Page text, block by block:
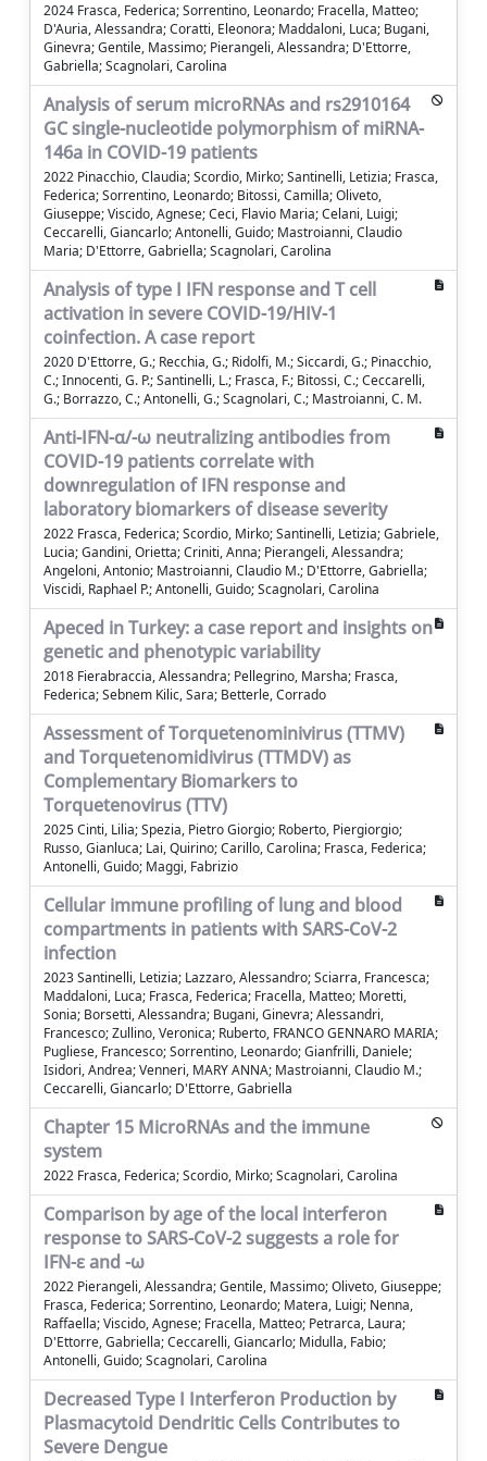
2024 Frasca, Federica; Sorrentino, Leonardo; Fracella, Matteo;
D'Auria, Alessandra; Coratti, Eleonora; Maddaloni, Luca; Bugani,
Ginevra; Gentile, Massimo; Pierangeli, Alessandra; D'Ettorre,
Gabriella; Scagnolari, Carolina
Analysis of serum microRNAs and rs2910164
GC single-nucleotide polymorphism of miRNA-
146a in COVID-19 patients
2022 Pinacchio, Claudia; Scordio, Mirko; Santinelli, Letizia; Frasca,
Federica; Sorrentino, Leonardo; Bitossi, Camilla; Oliveto,
Giuseppe; Viscido, Agnese; Ceci, Flavio Maria; Celani, Luigi;
Ceccarelli, Giancarlo; Antonelli, Guido; Mastroianni, Claudio
Maria; D'Ettorre, Gabriella; Scagnolari, Carolina
Analysis of type I IFN response and T cell
activation in severe COVID-19/HIV-1
coinfection. A case report
2020 D'Ettorre, G.; Recchia, G.; Ridolfi, M.; Siccardi, G.; Pinacchio,
C.; Innocenti, G. P.; Santinelli, L.; Frasca, F.; Bitossi, C.; Ceccarelli,
G.; Borrazzo, C.; Antonelli, G.; Scagnolari, C.; Mastroianni, C. M.
Anti-IFN-α/-ω neutralizing antibodies from
COVID-19 patients correlate with
downregulation of IFN response and
laboratory biomarkers of disease severity
2022 Frasca, Federica; Scordio, Mirko; Santinelli, Letizia; Gabriele,
Lucia; Gandini, Orietta; Criniti, Anna; Pierangeli, Alessandra;
Angeloni, Antonio; Mastroianni, Claudio M.; D'Ettorre, Gabriella;
Viscidi, Raphael P.; Antonelli, Guido; Scagnolari, Carolina
Apeced in Turkey: a case report and insights on
genetic and phenotypic variability
2018 Fierabraccia, Alessandra; Pellegrino, Marsha; Frasca,
Federica; Sebnem Kilic, Sara; Betterle, Corrado
Assessment of Torquetenominivirus (TTMV)
and Torquetenomidivirus (TTMDV) as
Complementary Biomarkers to
Torquetenovirus (TTV)
2025 Cinti, Lilia; Spezia, Pietro Giorgio; Roberto, Piergiorgio;
Russo, Gianluca; Lai, Quirino; Carillo, Carolina; Frasca, Federica;
Antonelli, Guido; Maggi, Fabrizio
Cellular immune profiling of lung and blood
compartments in patients with SARS-CoV-2
infection
2023 Santinelli, Letizia; Lazzaro, Alessandro; Sciarra, Francesca;
Maddaloni, Luca; Frasca, Federica; Fracella, Matteo; Moretti,
Sonia; Borsetti, Alessandra; Bugani, Ginevra; Alessandri,
Francesco; Zullino, Veronica; Ruberto, FRANCO GENNARO MARIA;
Pugliese, Francesco; Sorrentino, Leonardo; Gianfrilli, Daniele;
Isidori, Andrea; Venneri, MARY ANNA; Mastroianni, Claudio M.;
Ceccarelli, Giancarlo; D'Ettorre, Gabriella
Chapter 15 MicroRNAs and the immune
system
2022 Frasca, Federica; Scordio, Mirko; Scagnolari, Carolina
Comparison by age of the local interferon
response to SARS-CoV-2 suggests a role for
IFN-ε and -ω
2022 Pierangeli, Alessandra; Gentile, Massimo; Oliveto, Giuseppe;
Frasca, Federica; Sorrentino, Leonardo; Matera, Luigi; Nenna,
Raffaella; Viscido, Agnese; Fracella, Matteo; Petrarca, Laura;
D'Ettorre, Gabriella; Ceccarelli, Giancarlo; Midulla, Fabio;
Antonelli, Guido; Scagnolari, Carolina
Decreased Type I Interferon Production by
Plasmacytoid Dendritic Cells Contributes to
Severe Dengue